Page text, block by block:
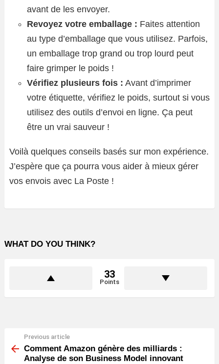
avant de les envoyer.
Revoyez votre emballage : Faites attention
au type d’emballage que vous utilisez. Parfois,
un emballage trop grand ou trop lourd peut
faire grimper le poids !
Vérifiez plusieurs fois : Avant d’imprimer
votre étiquette, vérifiez le poids, surtout si vous
utilisez des outils d’envoi en ligne. Ça peut
être un vrai sauveur !
Voilà quelques conseils basés sur mon expérience.
J’espère que ça pourra vous aider à mieux gérer
vos envois avec La Poste !
WHAT DO YOU THINK?
33
Points
more
Previous article
Comment Amazon génère des milliards :
Analyse de son Business Model innovant